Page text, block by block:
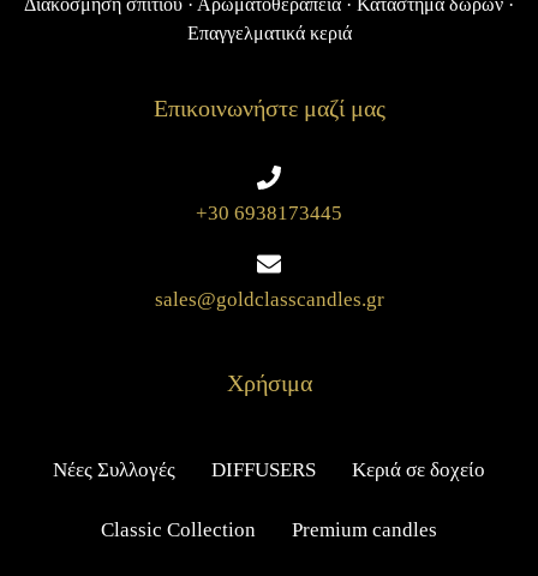
Επαγγελματικά κεριά
Επικοινωνήστε μαζί μας
+30 6938173445
sales@goldclasscandles.gr
Χρήσιμα
Νέες Συλλογές DIFFUSERS Κεριά σε δοχείο
Classic Collection Premium candles